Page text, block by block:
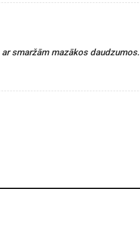
smaržām mazākos daudzumos.